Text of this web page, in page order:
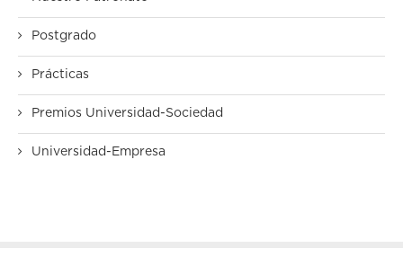
Postgrado
Prácticas
Premios Universidad-Sociedad
Universidad-Empresa